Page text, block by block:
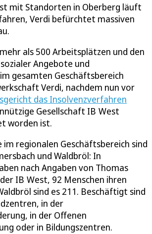
mit Standorten in Oberberg läuft
Verdi befürchtet massiven
als 500 Arbeitsplätzen und den
Angebote und
gesamten Geschäftsbereich
Verdi, nachdem nun vor
das Insolvenzverfahren
Gesellschaft IB West
worden ist.
regionalen Geschäftsbereich sind
und Waldbröl: In
nach Angaben von Thomas
IB West, 92 Menschen ihren
sind es 211. Beschäftigt sind
in der
in der Offenen
oder in Bildungszentren.